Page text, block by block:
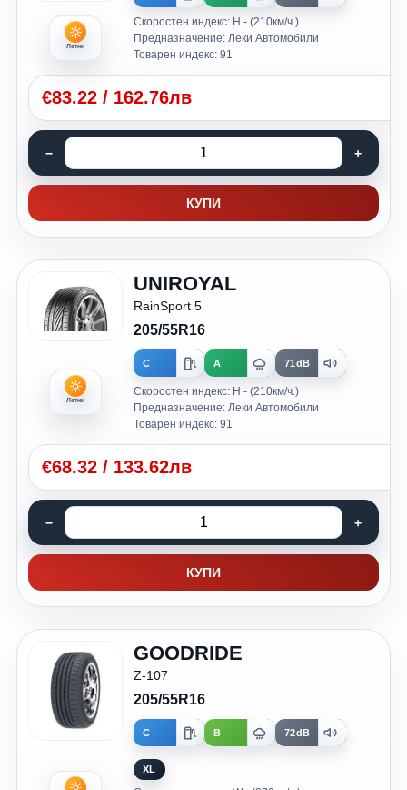
Летни
Скоростен индекс: H - (210км/ч.)
Предназначение: Леки Автомобили
Товарен индекс: 91
€83.22 / 162.76лв
КУПИ
Летни
UNIROYAL
RainSport 5
205/55R16
C A 71dB
Скоростен индекс: H - (210км/ч.)
Предназначение: Леки Автомобили
Товарен индекс: 91
€68.32 / 133.62лв
КУПИ
GOODRIDE
Z-107
205/55R16
C B 72dB
XL